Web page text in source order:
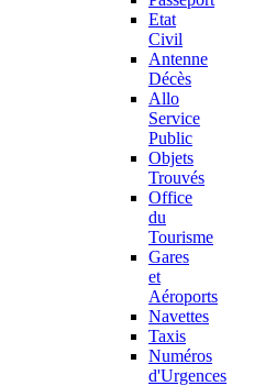
Etat
Civil
Antenne
Décès
Allo
Service
Public
Objets
Trouvés
Office
du
Tourisme
Gares
et
Aéroports
Navettes
Taxis
Numéros
d'Urgences